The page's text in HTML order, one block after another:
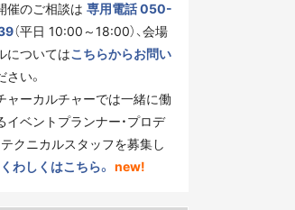
催のご相談は 専用電話 050-
（平日 10:00～18:00）、会場
についてはこちらからお問い
さい。
ャーカルチャーでは一緒に働
イベントプランナー・プロデ
テクニカルスタッフを募集し
くわしくはこちら。 new!